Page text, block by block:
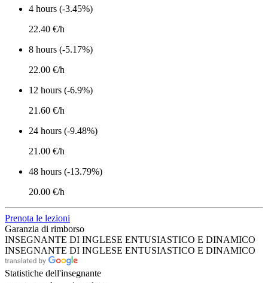
4 hours (-3.45%)
22.40 €/h
8 hours (-5.17%)
22.00 €/h
12 hours (-6.9%)
21.60 €/h
24 hours (-9.48%)
21.00 €/h
48 hours (-13.79%)
20.00 €/h
Prenota le lezioni
Garanzia di rimborso
INSEGNANTE DI INGLESE ENTUSIASTICO E DINAMICO
INSEGNANTE DI INGLESE ENTUSIASTICO E DINAMICO
Statistiche dell'insegnante